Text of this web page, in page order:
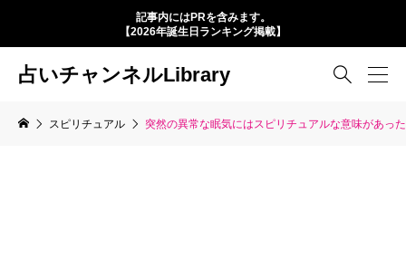
記事内にはPRを含みます。
【2026年誕生日ランキング掲載】
占いチャンネルLibrary 
スピリチュアル 突然の異常な眠気にはスピリチュアルな意味があっ